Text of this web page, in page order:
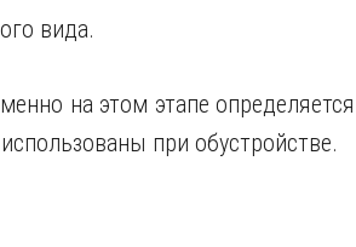
вида.
на этом этапе определяется
при обустройстве.